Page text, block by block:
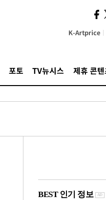
K-Artprice
포토 TV뉴시스 제휴 콘